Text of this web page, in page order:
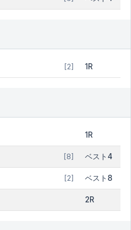
[2] 1R
1R
[8] ベスト4
[2] ベスト8
2R